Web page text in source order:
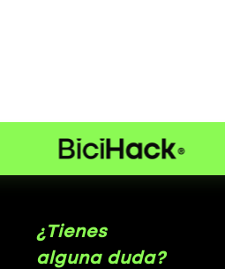
¿Tienes
alguna duda?